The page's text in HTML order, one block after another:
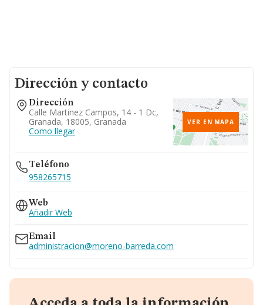
Dirección y contacto
Dirección
Calle Martinez Campos, 14 - 1 Dc,
Granada, 18005, Granada
Como llegar
VER EN MAPA
Teléfono
958265715
Web
Añadir Web
Email
administracion@moreno-barreda.com